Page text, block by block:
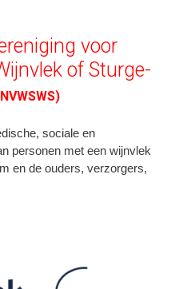
voor
of Sturge-
sociale en
personen met een wijnvlek
en de ouders, verzorgers,